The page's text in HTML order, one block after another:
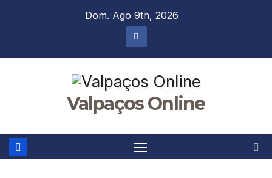
Dom. Ago 9th, 2026
Valpaços Online